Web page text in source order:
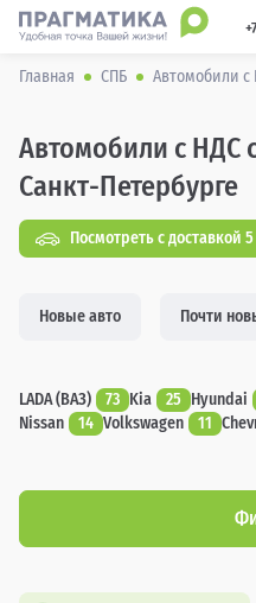
Главная СПБ Автомобили с
Автомобили с НДС
Санкт-Петербурге
Посмотреть с доставкой
Новые авто Почти
LADA (ВАЗ) 73 Kia 25 Hyundai
Nissan
14 Volkswagen 11